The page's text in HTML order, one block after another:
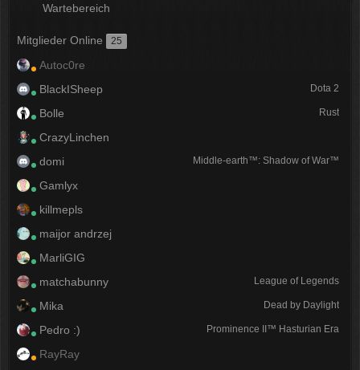
Wartebereich
Mitglieder Online 25
Autoc0re
BlackISheep
Dota 2
Bolle Rust
CrazyLinchen
domi
Middle-earth™: Shadow of War™
Gamlyx
killmepls
maijor andrzej
MarliGIG
matchabunny
League of Legends
Mika Dead by Daylight
Pedro :) Prominence II™️ Hasturian Era
RayRay